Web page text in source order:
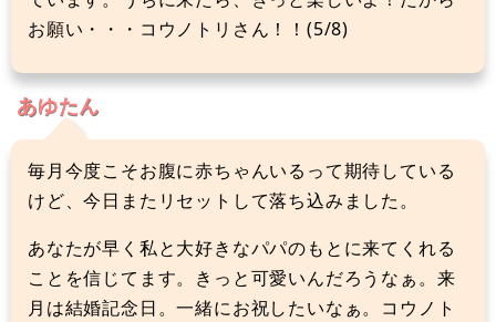
お願い・・・コウノトリさん！！(5/8)
あゆたん
毎月今度こそお腹に赤ちゃんいるって期待している
けど、今日またリセットして落ち込みました。
あなたが早く私と大好きなパパのもとに来てくれる
ことを信じてます。きっと可愛いんだろうなぁ。来
月は結婚記念日。一緒にお祝したいなぁ。コウノト